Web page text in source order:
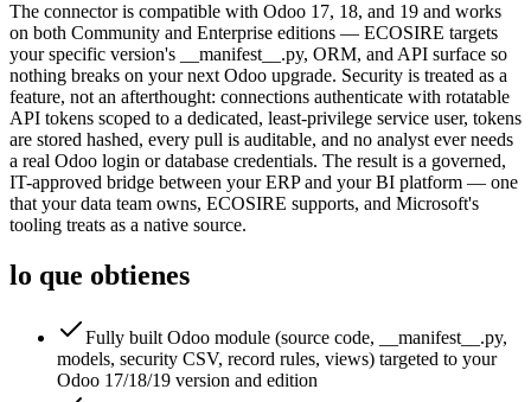
The connector is compatible with Odoo 17, 18, and 19 and works
on both Community and Enterprise editions — ECOSIRE targets
your specific version's __manifest__.py, ORM, and API surface so
nothing breaks on your next Odoo upgrade. Security is treated as a
feature, not an afterthought: connections authenticate with rotatable
API tokens scoped to a dedicated, least-privilege service user, tokens
are stored hashed, every pull is auditable, and no analyst ever needs
a real Odoo login or database credentials. The result is a governed,
IT-approved bridge between your ERP and your BI platform — one
that your data team owns, ECOSIRE supports, and Microsoft's
tooling treats as a native source.
lo que obtienes
Fully built Odoo module (source code, __manifest__.py,
models, security CSV, record rules, views) targeted to your
Odoo 17/18/19 version and edition